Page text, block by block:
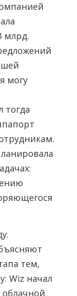
млрд.
могу
тогда
тем,
Wiz начал